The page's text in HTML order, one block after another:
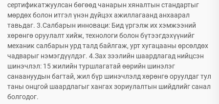
сертификатжуулсан бөгөөд чанарын хяналтын стандартыг
мөрдөх болон итгэл үнэн дүйцэх ажиллагаанд анхаарал
тавьдаг. 3.Салбарын инноваци: Бид үргэлж их хэмжээний
хөрөнгө оруулалт хийж, технологи болон бүтээгдэхүүнийг
механик салбарын урд талд байлгаж, урт хугацааны өрсөлдөх
чадварыг нэмэгдүүлдэг. 4.Зах зээлийн шаардлагад нийцсэн
шинэчлэл: 15 жилийн туршлагатай өөрийн шинэлэг
санаануудын багтай, жил бүр шинэчлэлд хөрөнгө оруулдаг тул
таны онцгой шаардлагыг хангах зориулалтын шийдлийг санал
болгодог.